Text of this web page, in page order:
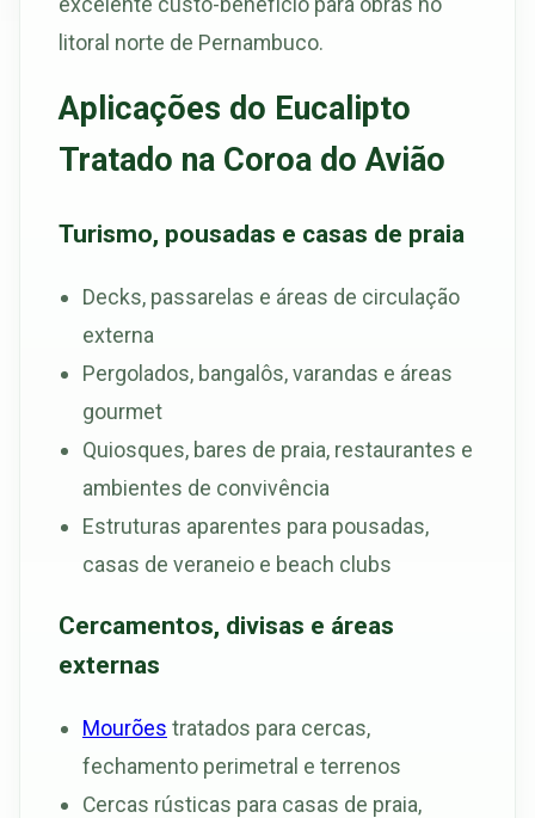
litoral norte de Pernambuco.
Aplicações do Eucalipto
Tratado na Coroa do Avião
Turismo, pousadas e casas de praia
Decks, passarelas e áreas de circulação
externa
Pergolados, bangalôs, varandas e áreas
gourmet
Quiosques, bares de praia, restaurantes e
ambientes de convivência
Estruturas aparentes para pousadas,
casas de veraneio e beach clubs
Cercamentos, divisas e áreas
externas
Mourões tratados para cercas,
fechamento perimetral e terrenos
Cercas rústicas para casas de praia,